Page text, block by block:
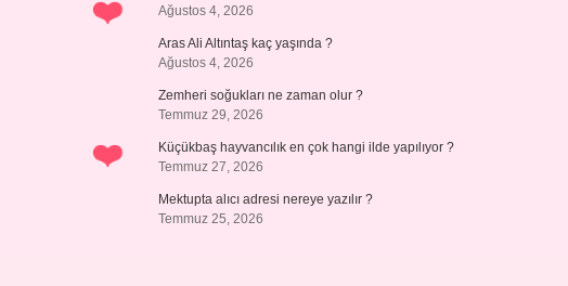
Ağustos 4, 2026
Aras Ali Altıntaş kaç yaşında ?
Ağustos 4, 2026
Zemheri soğukları ne zaman olur ?
Temmuz 29, 2026
Küçükbaş hayvancılık en çok hangi ilde yapılıyor ?
Temmuz 27, 2026
Mektupta alıcı adresi nereye yazılır ?
Temmuz 25, 2026